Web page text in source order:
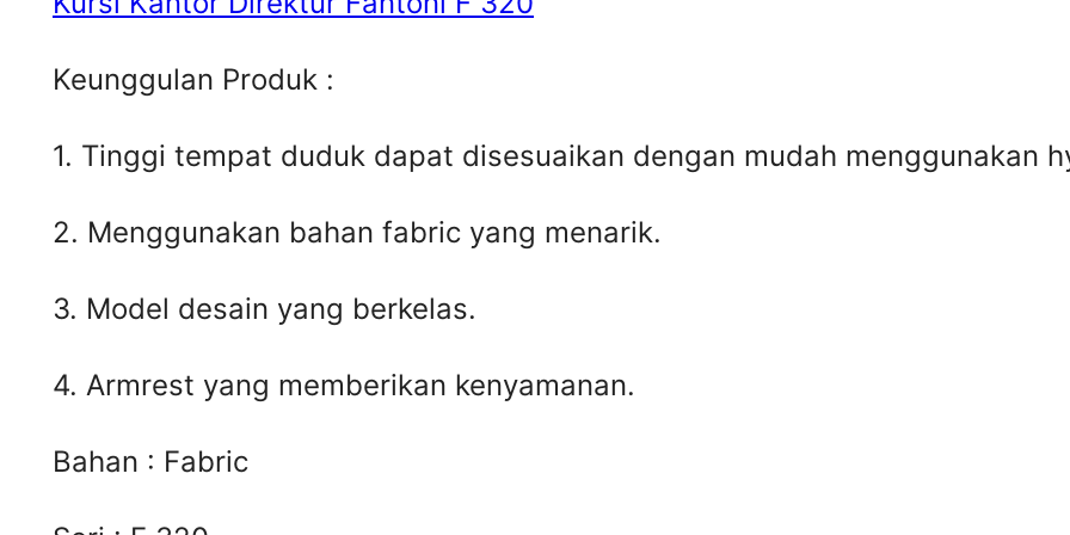
Keunggulan Produk :
1. Tinggi tempat duduk dapat disesuaikan dengan mudah menggunakan
2. Menggunakan bahan fabric yang menarik.
3. Model desain yang berkelas.
4. Armrest yang memberikan kenyamanan.
Bahan : Fabric